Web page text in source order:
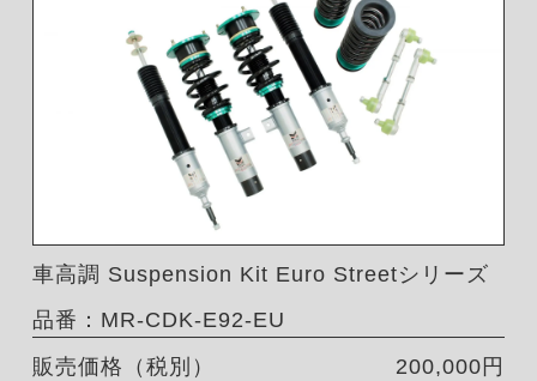
車高調 Suspension Kit Euro Streetシリーズ
品番：MR-CDK-E92-EU
販売価格（税別）
200,000円